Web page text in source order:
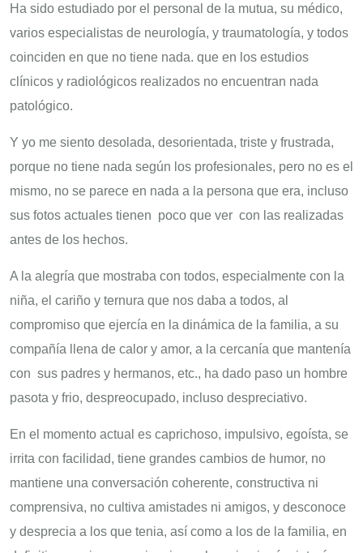
Ha sido estudiado por el personal de la mutua, su médico,
varios especialistas de neurología, y traumatología, y todos
coinciden en que no tiene nada. que en los estudios
clínicos y radiológicos realizados no encuentran nada
patológico.
Y yo me siento desolada, desorientada, triste y frustrada,
porque no tiene nada según los profesionales, pero no es el
mismo, no se parece en nada a la persona que era, incluso
sus fotos actuales tienen poco que ver con las realizadas
antes de los hechos.
A la alegría que mostraba con todos, especialmente con la
niña, el cariño y ternura que nos daba a todos, al
compromiso que ejercía en la dinámica de la familia, a su
compañía llena de calor y amor, a la cercanía que mantenía
con sus padres y hermanos, etc., ha dado paso un hombre
pasota y frio, despreocupado, incluso despreciativo.
En el momento actual es caprichoso, impulsivo, egoísta, se
irrita con facilidad, tiene grandes cambios de humor, no
mantiene una conversación coherente, constructiva ni
comprensiva, no cultiva amistades ni amigos, y desconoce
y desprecia a los que tenia, así como a los de la familia, en